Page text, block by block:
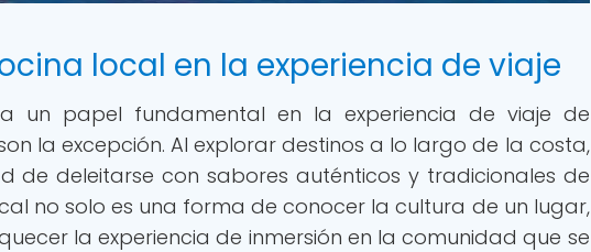
local en la experiencia de viaje
un papel fundamental en la experiencia de viaje de
la excepción. Al explorar destinos a lo largo de la costa,
de deleitarse con sabores auténticos y tradicionales de
no solo es una forma de conocer la cultura de un lugar,
la experiencia de inmersión en la comunidad que se